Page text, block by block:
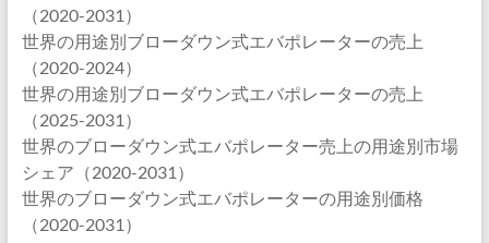
（2020-2031）
世界の用途別ブローダウン式エバポレーターの売上
（2020-2024）
世界の用途別ブローダウン式エバポレーターの売上
（2025-2031）
世界のブローダウン式エバポレーター売上の用途別市場
シェア（2020-2031）
世界のブローダウン式エバポレーターの用途別価格
（2020-2031）